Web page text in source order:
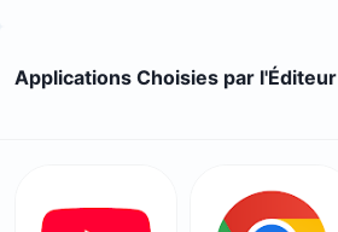
Applications Choisies par l'Éditeur